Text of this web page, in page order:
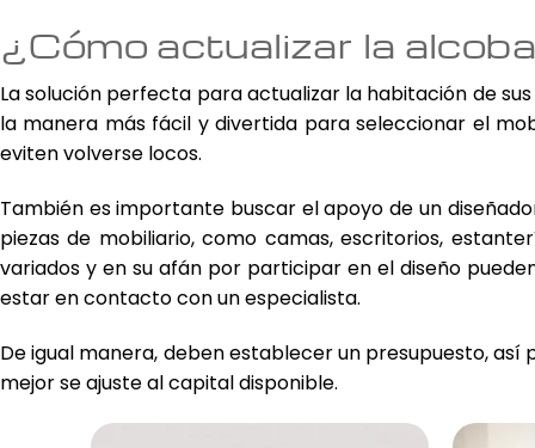
¿Cómo actualizar la
La solución perfecta para actualizar la habitación de
la manera más fácil y divertida para seleccionar el
eviten volverse locos.
También es importante buscar el apoyo de un
piezas de mobiliario, como camas, escritorios,
variados y en su afán por participar en el diseño
estar en contacto con un especialista.
De igual manera, deben establecer un presupuesto,
mejor se ajuste al capital disponible.